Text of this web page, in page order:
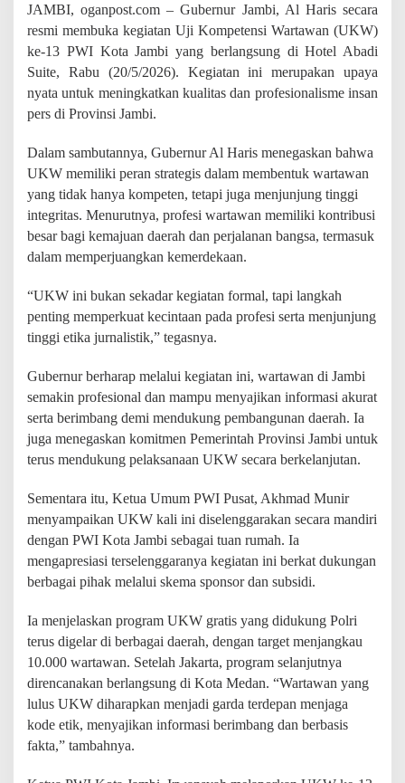
W
I
K
o
a
J
m
i
,
T
e
a
k
a
P
n
t
n
g
n
I
n
t
e
g
r
t
a
s
W
a
r
t
w
JAMBI, oganpost.com – Gubernur Jambi, Al Haris secara
resmi membuka kegiatan Uji Kompetensi Wartawan (UKW)
ke-13 PWI Kota Jambi yang berlangsung di Hotel Abadi
Suite, Rabu (20/5/2026). Kegiatan ini merupakan upaya
nyata untuk meningkatkan kualitas dan profesionalisme insan
pers di Provinsi Jambi.
Dalam sambutannya, Gubernur Al Haris menegaskan bahwa
UKW memiliki peran strategis dalam membentuk wartawan
yang tidak hanya kompeten, tetapi juga menjunjung tinggi
integritas. Menurutnya, profesi wartawan memiliki kontribusi
besar bagi kemajuan daerah dan perjalanan bangsa, termasuk
dalam memperjuangkan kemerdekaan.
“UKW ini bukan sekadar kegiatan formal, tapi langkah
penting memperkuat kecintaan pada profesi serta menjunjung
tinggi etika jurnalistik,” tegasnya.
Gubernur berharap melalui kegiatan ini, wartawan di Jambi
semakin profesional dan mampu menyajikan informasi akurat
serta berimbang demi mendukung pembangunan daerah. Ia
juga menegaskan komitmen Pemerintah Provinsi Jambi untuk
terus mendukung pelaksanaan UKW secara berkelanjutan.
Sementara itu, Ketua Umum PWI Pusat, Akhmad Munir
menyampaikan UKW kali ini diselenggarakan secara mandiri
dengan PWI Kota Jambi sebagai tuan rumah. Ia
mengapresiasi terselenggaranya kegiatan ini berkat dukungan
berbagai pihak melalui skema sponsor dan subsidi.
Ia menjelaskan program UKW gratis yang didukung Polri
terus digelar di berbagai daerah, dengan target menjangkau
10.000 wartawan. Setelah Jakarta, program selanjutnya
direncanakan berlangsung di Kota Medan. “Wartawan yang
lulus UKW diharapkan menjadi garda terdepan menjaga
kode etik, menyajikan informasi berimbang dan berbasis
fakta,” tambahnya.